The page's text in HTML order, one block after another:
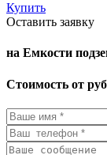
Купить
Оставить заявку
на Емкости
Стоимость от